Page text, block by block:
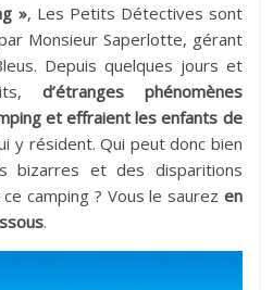
», Les Petits Détectives sont
Monsieur Saperlotte, gérant
Depuis quelques jours et
d’étranges phénomènes
et effraient les enfants de
y résident. Qui peut donc bien
bizarres et des disparitions
camping ? Vous le saurez en
.